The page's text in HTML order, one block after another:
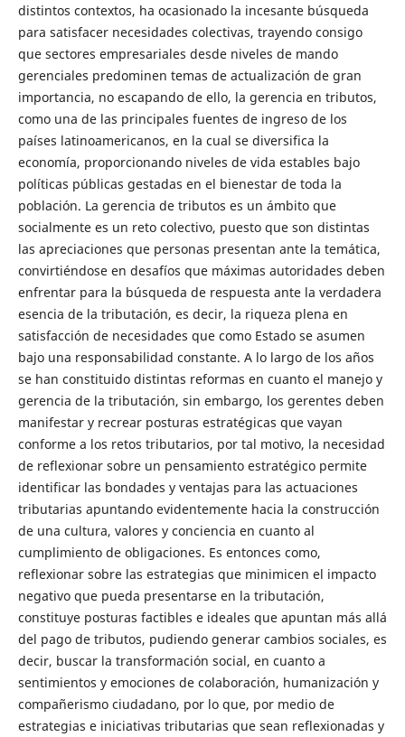
distintos contextos, ha ocasionado la incesante búsqueda
para satisfacer necesidades colectivas, trayendo consigo
que sectores empresariales desde niveles de mando
gerenciales predominen temas de actualización de gran
importancia, no escapando de ello, la gerencia en tributos,
como una de las principales fuentes de ingreso de los
países latinoamericanos, en la cual se diversifica la
economía, proporcionando niveles de vida estables bajo
políticas públicas gestadas en el bienestar de toda la
población. La gerencia de tributos es un ámbito que
socialmente es un reto colectivo, puesto que son distintas
las apreciaciones que personas presentan ante la temática,
convirtiéndose en desafíos que máximas autoridades deben
enfrentar para la búsqueda de respuesta ante la verdadera
esencia de la tributación, es decir, la riqueza plena en
satisfacción de necesidades que como Estado se asumen
bajo una responsabilidad constante. A lo largo de los años
se han constituido distintas reformas en cuanto el manejo y
gerencia de la tributación, sin embargo, los gerentes deben
manifestar y recrear posturas estratégicas que vayan
conforme a los retos tributarios, por tal motivo, la necesidad
de reflexionar sobre un pensamiento estratégico permite
identificar las bondades y ventajas para las actuaciones
tributarias apuntando evidentemente hacia la construcción
de una cultura, valores y conciencia en cuanto al
cumplimiento de obligaciones. Es entonces como,
reflexionar sobre las estrategias que minimicen el impacto
negativo que pueda presentarse en la tributación,
constituye posturas factibles e ideales que apuntan más allá
del pago de tributos, pudiendo generar cambios sociales, es
decir, buscar la transformación social, en cuanto a
sentimientos y emociones de colaboración, humanización y
compañerismo ciudadano, por lo que, por medio de
estrategias e iniciativas tributarias que sean reflexionadas y